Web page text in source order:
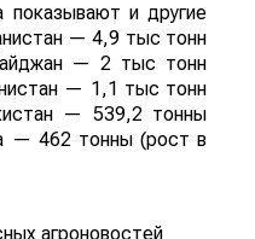
показывают и другие
— 4,9 тыс тонн
— 2 тыс тонн
— 1,1 тыс тонн
— 539,2 тонны
— 462 тонны (рост в
агроновостей